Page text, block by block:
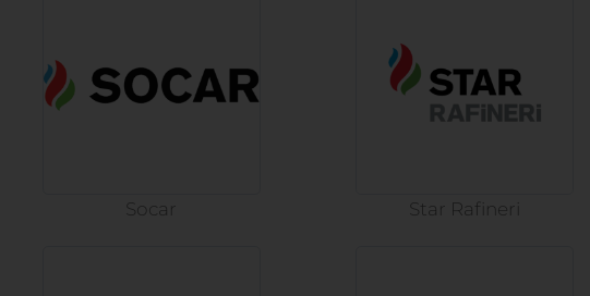
Socar Star Rafineri